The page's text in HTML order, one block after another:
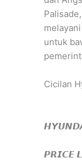
untuk
Cicilan
𝙋𝙍𝙄𝘾𝙀